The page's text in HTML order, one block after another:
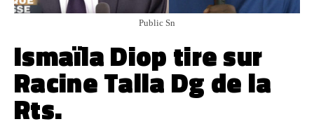
Public Sn
Ismaïla Diop tire sur
Racine Talla Dg de la
Rts.